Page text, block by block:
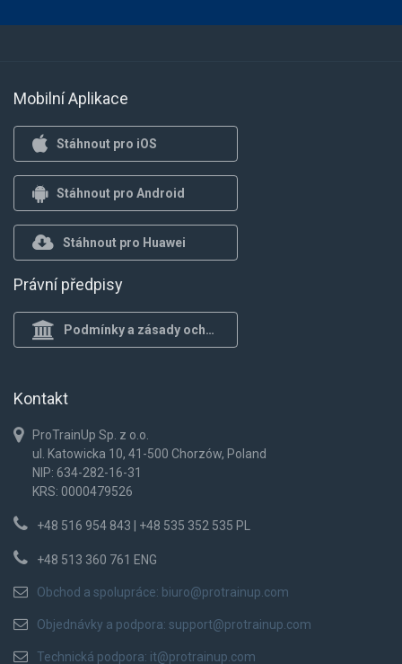
Mobilní Aplikace
Stáhnout pro iOS
Stáhnout pro Android
Stáhnout pro Huawei
Právní předpisy
Podmínky a zásady ochrany osob.
Kontakt
ProTrainUp Sp. z o.o.
ul. Katowicka 10, 41-500 Chorzów, Poland
NIP: 634-282-16-31
KRS: 0000479526
+48 516 954 843 | +48 535 352 535 PL
+48 513 360 761 ENG
Obchod a spolupráce: biuro@protrainup.com
Objednávky a podpora: support@protrainup.com
Technická podpora: it@protrainup.com